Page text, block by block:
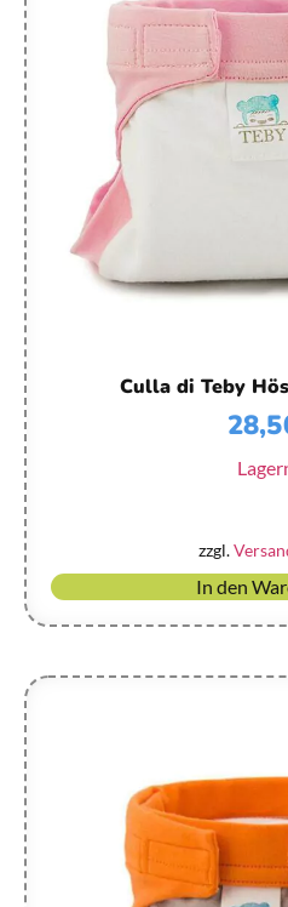
Culla di Teby
zzgl.
In den